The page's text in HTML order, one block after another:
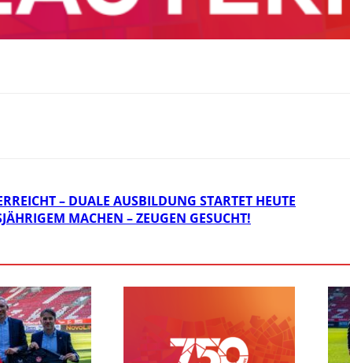
– DUALE AUSBILDUNG STARTET HEUTE
MACHEN – ZEUGEN GESUCHT!